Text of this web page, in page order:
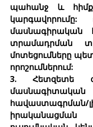
պահանջ և
մասնագիրական
տրամադրման
մոտեցումները
որոշումներում:
3. Հետզետե
հավաստագրման/